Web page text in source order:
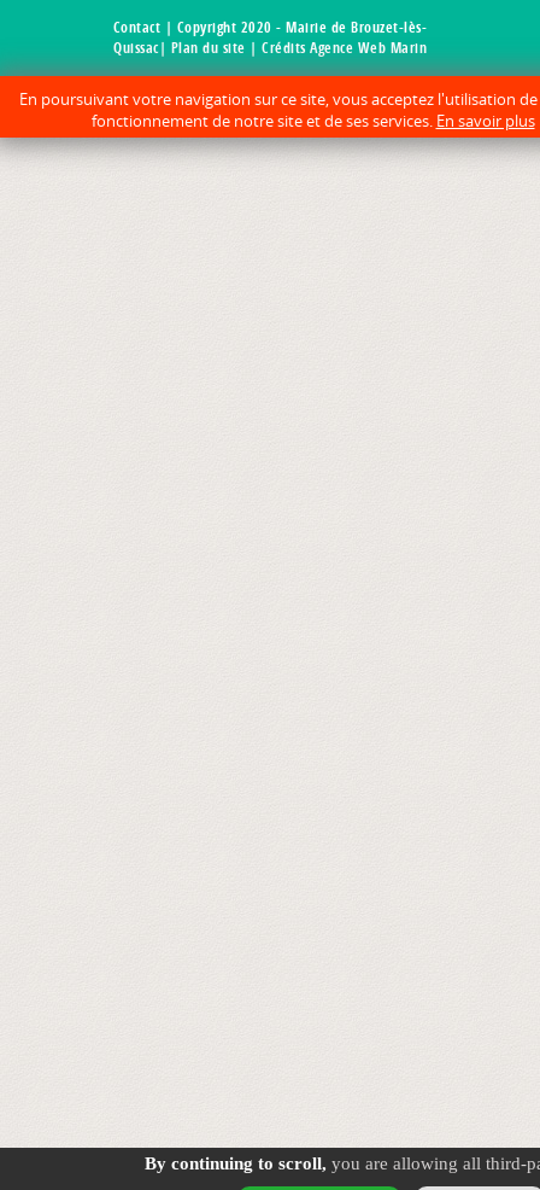
Contact | Copyright 2020 - Mairie de Brouzet-lès-
Quissac| Plan du site | Crédits Agence Web Marin
En poursuivant votre navigation sur ce site, vous acceptez l'utilisation
fonctionnement de notre site et de ses services. En savoir plus
By continuing to scroll, you are allowing all third-